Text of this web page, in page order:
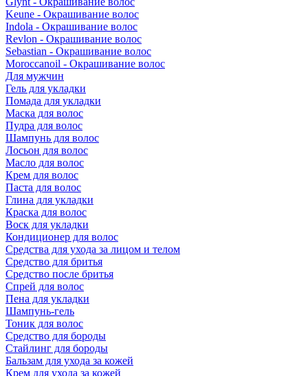
Keune - Окрашивание волос
Indola - Окрашивание волос
Revlon - Окрашивание волос
Sebastian - Окрашивание волос
Moroccanoil - Окрашивание волос
Для мужчин
Гель для укладки
Помада для укладки
Маска для волос
Пудра для волос
Шампунь для волос
Лосьон для волос
Масло для волос
Крем для волос
Паста для волос
Глина для укладки
Краска для волос
Воск для укладки
Кондиционер для волос
Средства для ухода за лицом и телом
Средство для бритья
Средство после бритья
Спрей для волос
Пена для укладки
Шампунь-гель
Тоник для волос
Средство для бороды
Стайлинг для бороды
Бальзам для ухода за кожей
Крем для ухода за кожей